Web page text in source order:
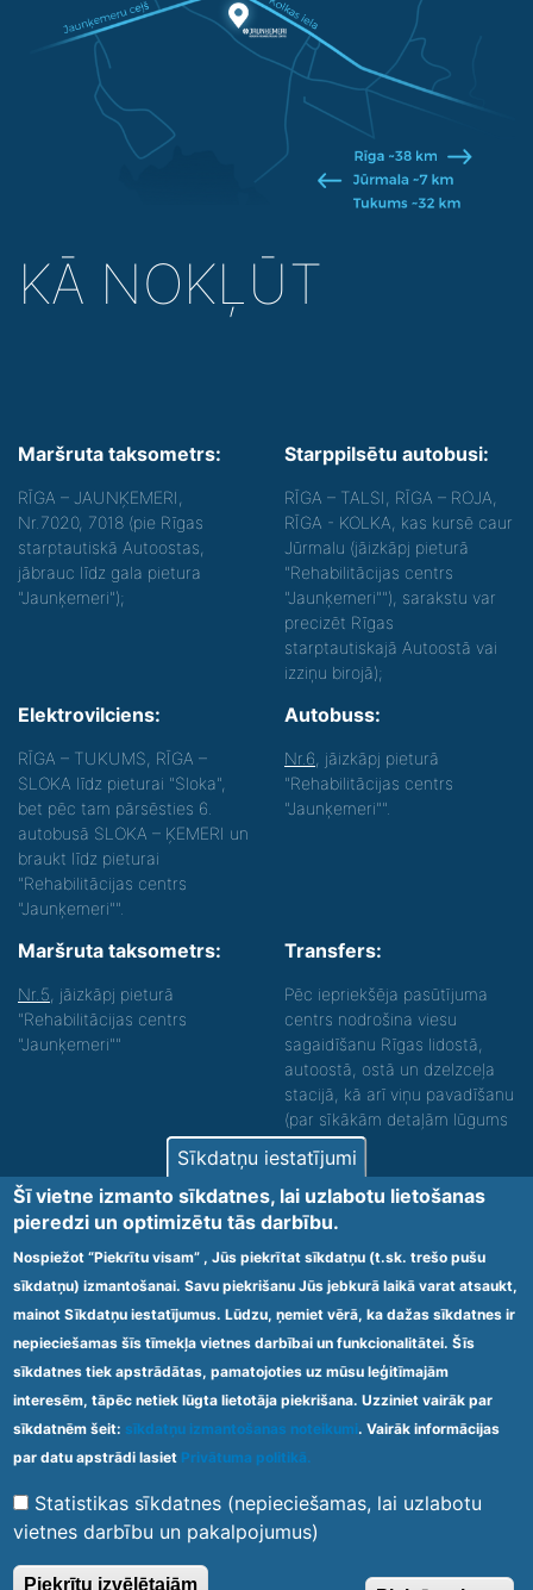
KĀ NOKĻŪT
Maršruta taksometrs:
RĪGA – JAUNĶEMERI,
Nr.7020, 7018 (pie Rīgas
starptautiskā Autoostas,
jābrauc līdz gala pietura
"Jaunķemeri");
Starppilsētu autobusi:
RĪGA – TALSI, RĪGA – ROJA,
RĪGA - KOLKA, kas kursē caur
Jūrmalu (jāizkāpj pieturā
"Rehabilitācijas centrs
"Jaunķemeri""), sarakstu var
precizēt Rīgas
starptautiskajā Autoostā vai
izziņu birojā);
Elektrovilciens:
RĪGA – TUKUMS, RĪGA –
SLOKA līdz pieturai "Sloka",
bet pēc tam pārsēsties 6.
autobusā SLOKA – ĶEMERI un
braukt līdz pieturai
"Rehabilitācijas centrs
"Jaunķemeri"".
Autobuss:
Nr.6 , jāizkāpj pieturā
"Rehabilitācijas centrs
"Jaunķemeri"".
Maršruta taksometrs:
Nr.5 , jāizkāpj pieturā
"Rehabilitācijas centrs
"Jaunķemeri""
Transfers:
Pēc iepriekšēja pasūtījuma
centrs nodrošina viesu
sagaidīšanu Rīgas lidostā,
autoostā, ostā un dzelzceļa
stacijā, kā arī viņu pavadīšanu
(par sīkākām detaļām lūgums
zvanīt).
Nodrošinām vides piekļūstamību personām ar
funkcionāliem traucējumiem! SIA „Sanare-KRC
Jaunķemeri”, Kolkas ielā 20, Jūrmalā ir nodrošināta vides
piekļūstamība personām ar funkcionāliem traucējumiem,
tādejādi nodrošinot atbilstību Ministru kabineta
2009.gada 20.janvāra noteikumos Nr.60 „Noteikumi par
obligātajām prasībām ārstniecības iestādēm un to
struktūrvienībām” minētajām prasībām.
Ārstniecības iestādes kods 1300 – 64003
Footer
menu
Vietnes karte Noteikumi un privātuma politika
© 2020 Kūrorta Rehabilitācijas Centrs - Jaunķemeri. Visas tiesības
Sīkdatņu iestatījumi
Šī vietne izmanto sīkdatnes, lai uzlabotu lietošanas
pieredzi un optimizētu tās darbību.
Nospiežot “Piekrītu visam” , Jūs piekrītat sīkdatņu (t.sk. trešo pušu
sīkdatņu) izmantošanai. Savu piekrišanu Jūs jebkurā laikā varat atsaukt,
mainot Sīkdatņu iestatījumus. Lūdzu, ņemiet vērā, ka dažas sīkdatnes ir
nepieciešamas šīs tīmekļa vietnes darbībai un funkcionalitātei. Šīs
sīkdatnes tiek apstrādātas, pamatojoties uz mūsu leģitīmajām
interesēm, tāpēc netiek lūgta lietotāja piekrišana. Uzziniet vairāk par
sīkdatnēm šeit: sīkdatņu izmantošanas noteikumi. Vairāk informācijas
par datu apstrādi lasiet Privātuma politikā.
Statistikas sīkdatnes (nepieciešamas, lai uzlabotu
vietnes darbību un pakalpojumus)
Piekrītu izvēlētajām